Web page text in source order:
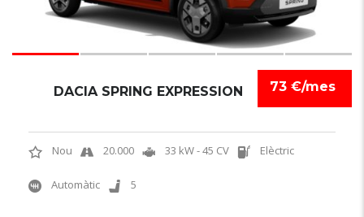
73 €/mes
DACIA SPRING EXPRESSION
Nou 20.000 33 kW - 45 CV Elèctric
Automàtic 5